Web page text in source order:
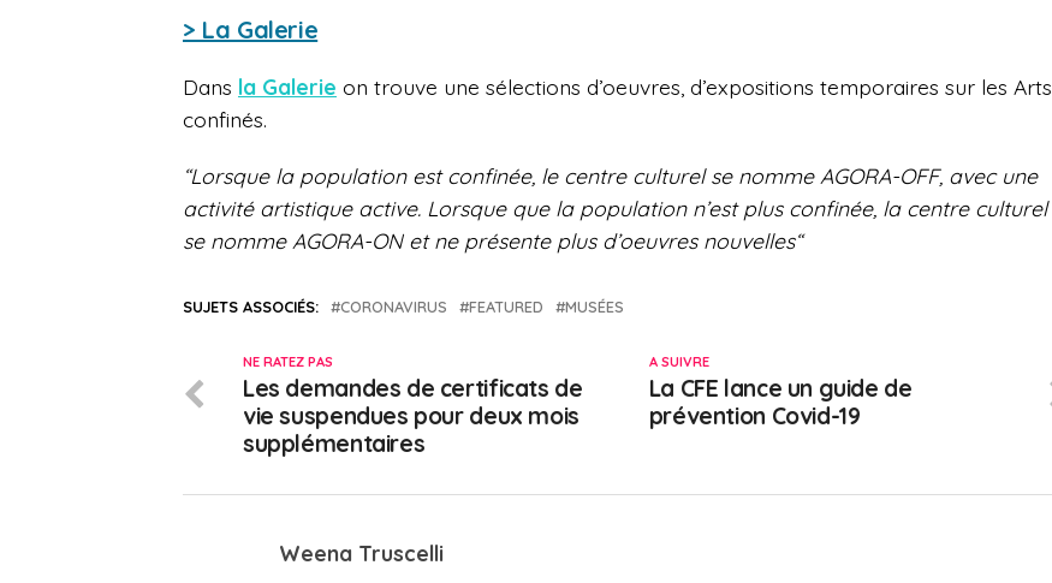
> La Galerie
Dans la Galerie on trouve une sélections d’oeuvres, d’expositions temporaires sur les Arts
confinés.
“Lorsque la population est confinée, le centre culturel se nomme AGORA-OFF, avec une
activité artistique active. Lorsque que la population n’est plus confinée, la centre culturel
se nomme AGORA-ON et ne présente plus d’oeuvres nouvelles“
SUJETS ASSOCIÉS: CORONAVIRUS FEATURED MUSÉES
A SUIVRE
La CFE lance un guide de
prévention Covid-19
NE RATEZ PAS
Les demandes de certificats de
vie suspendues pour deux mois
supplémentaires
Weena Truscelli